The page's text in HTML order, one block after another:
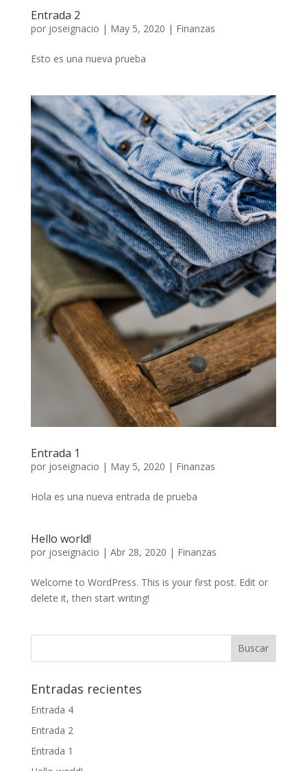
Entrada 2
por joseignacio | May 5, 2020 | Finanzas
Esto es una nueva prueba
Entrada 1
por joseignacio | May 5, 2020 | Finanzas
Hola es una nueva entrada de prueba
Hello world!
por joseignacio | Abr 28, 2020 | Finanzas
Welcome to WordPress. This is your first post. Edit or
delete it, then start writing!
Entradas recientes
Entrada 4
Entrada 2
Entrada 1